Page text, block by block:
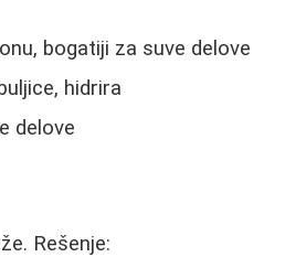
bogatiji za suve delove
hidrira
delove
Rešenje: